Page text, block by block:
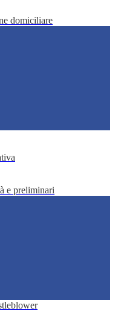
domiciliare
e preliminari